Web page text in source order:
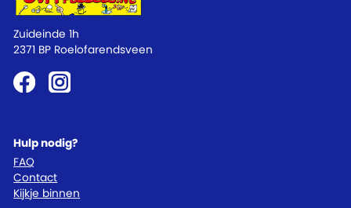
Hulp nodig?
FAQ
Contact
Kijkje binnen
Zuideinde 1h
2371 BP Roelofarendsveen